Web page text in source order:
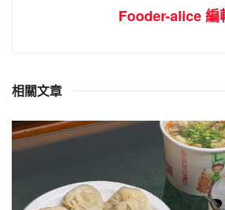
Fooder-alice 編
相關文章